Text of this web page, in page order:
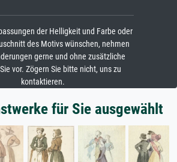
der Helligkeit und Farbe oder
des Motivs wünschen, nehmen
gerne und ohne zusätzliche
vor. Zögern Sie bitte nicht, uns zu
kontaktieren.
für Sie ausgewählt